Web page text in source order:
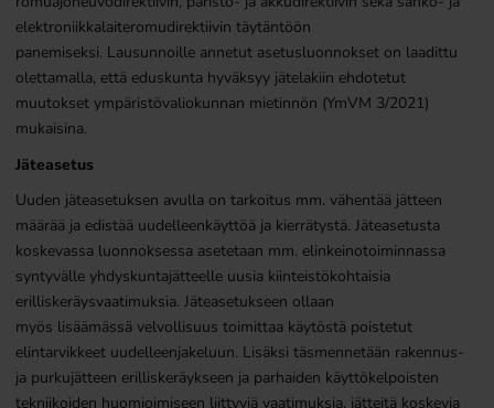
elektroniikkalaiteromudirektiivin täytäntöön
panemiseksi. Lausunnoille annetut asetusluonnokset on laadittu
olettamalla, että eduskunta hyväksyy jätelakiin ehdotetut
muutokset ympäristövaliokunnan mietinnön (YmVM 3/2021)
mukaisina.
Jäteasetus
Uuden jäteasetuksen avulla on tarkoitus mm. vähentää jätteen
määrää ja edistää uudelleenkäyttöä ja kierrätystä. Jäteasetusta
koskevassa luonnoksessa asetetaan mm. elinkeinotoiminnassa
syntyvälle yhdyskuntajätteelle uusia kiinteistökohtaisia
erilliskeräysvaatimuksia. Jäteasetukseen ollaan
myös lisäämässä velvollisuus toimittaa käytöstä poistetut
elintarvikkeet uudelleenjakeluun. Lisäksi täsmennetään rakennus-
ja purkujätteen erilliskeräykseen ja parhaiden käyttökelpoisten
tekniikoiden huomioimiseen liittyviä vaatimuksia, jätteitä koskevia